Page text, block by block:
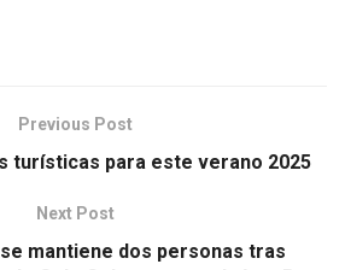
Previous Post
turísticas para este verano 2025
Next Post
mantiene dos personas tras